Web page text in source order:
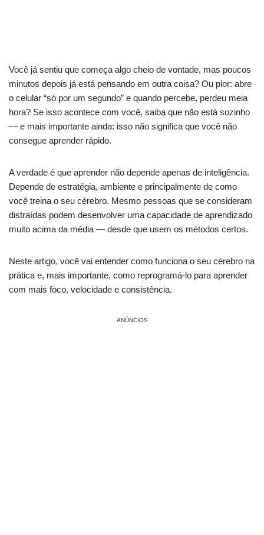
Você já sentiu que começa algo cheio de vontade, mas poucos
minutos depois já está pensando em outra coisa? Ou pior: abre
o celular “só por um segundo” e quando percebe, perdeu meia
hora? Se isso acontece com você, saiba que não está sozinho
— e mais importante ainda: isso não significa que você não
consegue aprender rápido.
A verdade é que aprender não depende apenas de inteligência.
Depende de estratégia, ambiente e principalmente de como
você treina o seu cérebro. Mesmo pessoas que se consideram
distraídas podem desenvolver uma capacidade de aprendizado
muito acima da média — desde que usem os métodos certos.
Neste artigo, você vai entender como funciona o seu cérebro na
prática e, mais importante, como reprogramá-lo para aprender
com mais foco, velocidade e consistência.
ANÚNCIOS